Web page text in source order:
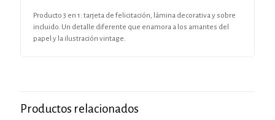
Producto 3 en 1: tarjeta de felicitación, lámina decorativa y sobre
incluido. Un detalle diferente que enamora a los amantes del
papel y la ilustración vintage.
Productos relacionados